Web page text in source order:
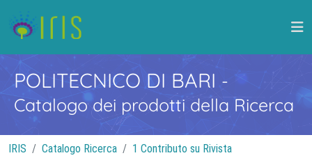
POLITECNICO DI BARI -
Catalogo dei prodotti della Ricerca
IRIS Catalogo Ricerca
1 Contributo su Rivista